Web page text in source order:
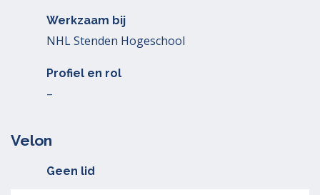
Werkzaam bij
NHL Stenden Hogeschool
Profiel en rol
–
Velon
Geen lid